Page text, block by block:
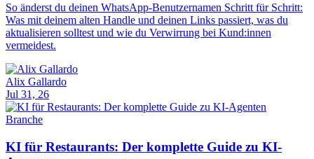
So änderst du deinen WhatsApp-Benutzernamen Schritt für Schritt:
Was mit deinem alten Handle und deinen Links passiert, was du
aktualisieren solltest und wie du Verwirrung bei Kund:innen
vermeidest.
Alix Gallardo
Jul 31, 26
Branche
KI für Restaurants: Der komplette Guide zu KI-